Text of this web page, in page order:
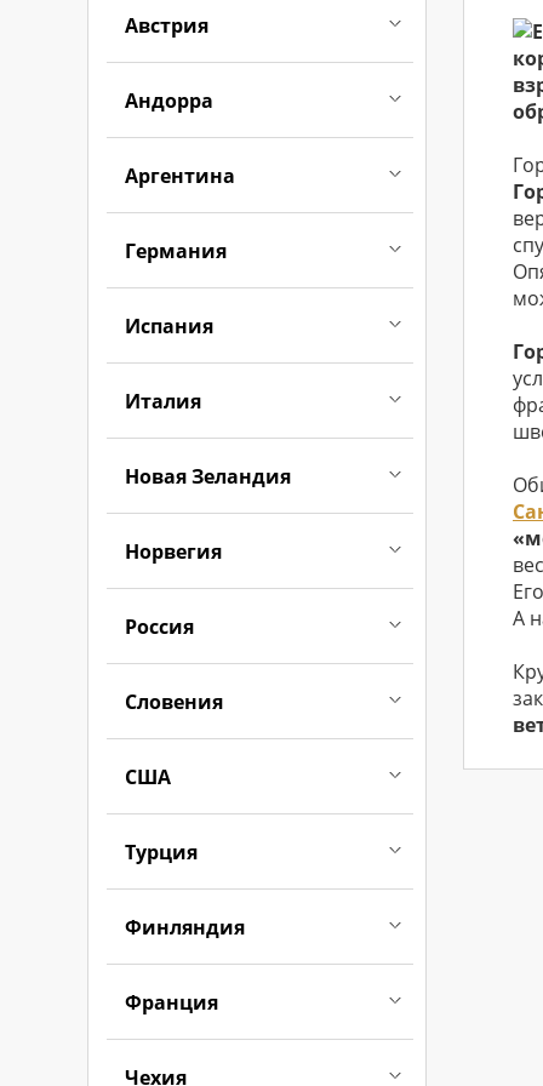
Австрия
Андорра
Аргентина
Германия
Испания
Италия
Новая Зеландия
Норвегия
Россия
Словения
США
Турция
Финляндия
Франция
Чехия
А